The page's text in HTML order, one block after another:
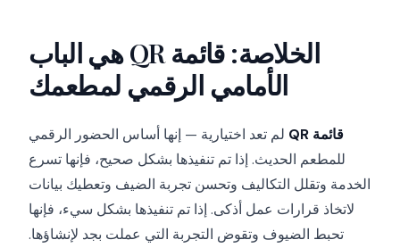
الخلاصة: قائمة QR هي الباب
الأمامي الرقمي لمطعمك
قائمة QR
لم تعد اختيارية — إنها أساس الحضور الرقمي
للمطعم الحديث. إذا تم تنفيذها بشكل صحيح، فإنها تسرع
الخدمة وتقلل التكاليف وتحسن تجربة الضيف وتعطيك بيانات
لاتخاذ قرارات عمل أذكى. إذا تم تنفيذها بشكل سيء، فإنها
تحبط الضيوف وتقوض التجربة التي عملت بجد لإنشاؤها.